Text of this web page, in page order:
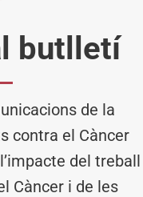
butlletí
de la
contra el Càncer
del treball
Càncer i de les